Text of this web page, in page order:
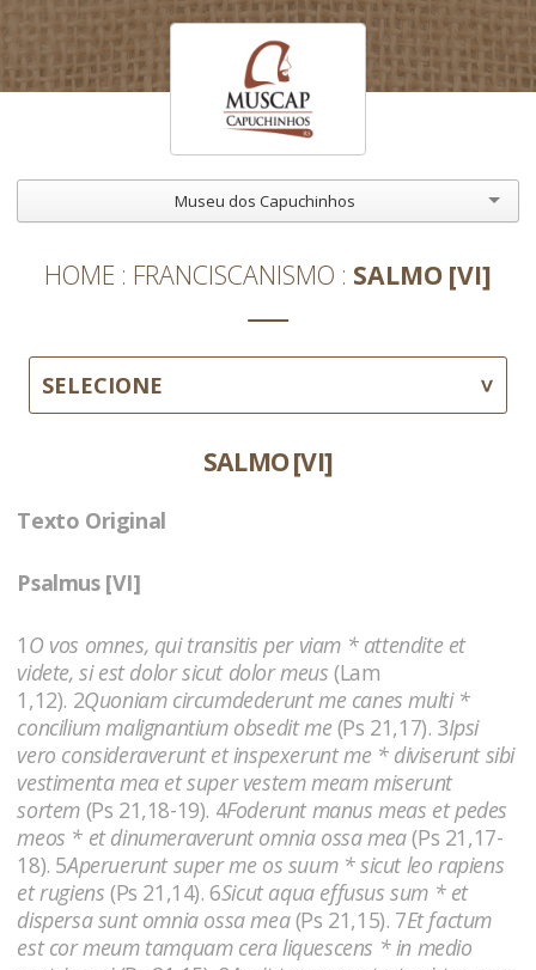
Museu dos Capuchinhos
HOME FRANCISCANISMO SALMO [VI]
SELECIONE
SALMO [VI]
Texto Original
Psalmus [VI]
1 O vos omnes, qui transitis per viam * attendite et
videte, si est dolor sicut dolor meus(Lam
1,12). 2Quoniam circumdederunt me canes multi *
concilium malignantium obsedit me(Ps 21,17). 3Ipsi
vero consideraverunt et inspexerunt me * diviserunt sibi
vestimenta mea et super vestem meam miserunt
sortem (Ps 21,18-19). 4Foderunt manus meas et pedes
meos * et dinumeraverunt omnia ossa mea(Ps 21,17-
18). 5Aperuerunt super me os suum * sicut leo rapiens
et rugiens (Ps 21,14). 6Sicut aqua effusus sum * et
dispersa sunt omnia ossa mea(Ps 21,15). 7Et factum
est cor meum tamquam cera liquescens * in medio